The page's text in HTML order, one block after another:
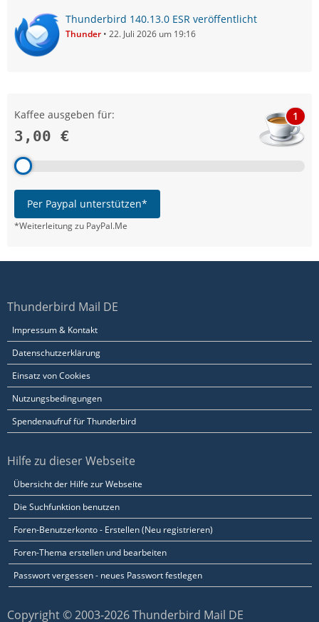
Thunderbird 140.13.0 ESR veröffentlicht
Thunder 22. Juli 2026 um 19:16
Kaffee ausgeben für:
3,00 €
1
Per Paypal unterstützen*
*Weiterleitung zu PayPal.Me
Thunderbird Mail DE
Impressum & Kontakt
Datenschutzerklärung
Einsatz von Cookies
Nutzungsbedingungen
Spendenaufruf für Thunderbird
Hilfe zu dieser Webseite
Übersicht der Hilfe zur Webseite
Die Suchfunktion benutzen
Foren-Benutzerkonto - Erstellen (Neu registrieren)
Foren-Thema erstellen und bearbeiten
Passwort vergessen - neues Passwort festlegen
Copyright © 2003-2026 Thunderbird Mail DE